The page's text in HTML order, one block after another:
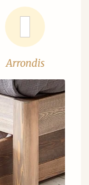
Arrondis